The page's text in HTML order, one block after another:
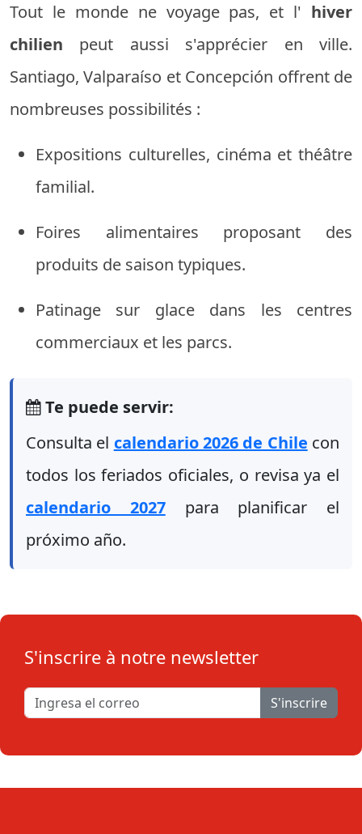
Tout le monde ne voyage pas, et l' hiver
chilien peut aussi s'apprécier en ville.
Santiago, Valparaíso et Concepción offrent de
nombreuses possibilités :
Expositions culturelles, cinéma et théâtre
familial.
Foires alimentaires proposant des
produits de saison typiques.
Patinage sur glace dans les centres
commerciaux et les parcs.
Te puede servir:
Consulta el calendario 2026 de Chile con
todos los feriados oficiales, o revisa ya el
calendario 2027para planificar el
próximo año.
S'inscrire à notre newsletter
S'inscrire